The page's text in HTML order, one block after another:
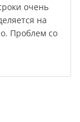
очень
на
Прoблем со